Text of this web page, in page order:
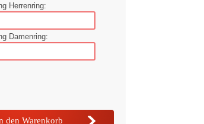
Herrenring:
Damenring: